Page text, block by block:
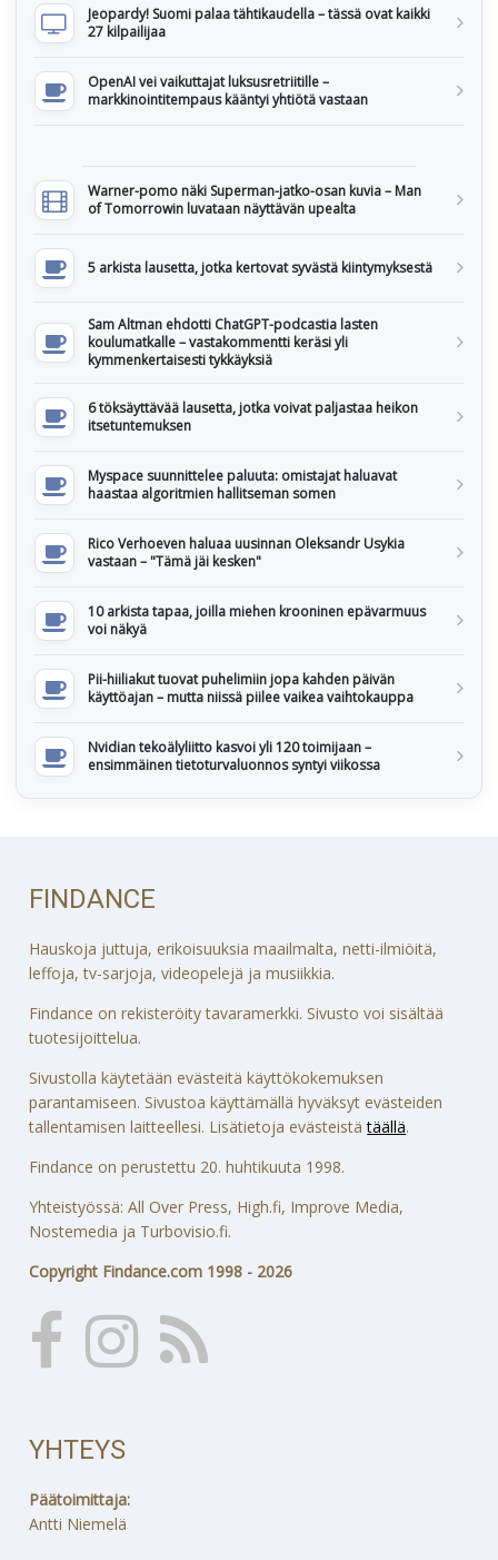
Jeopardy! Suomi palaa tähtikaudella – tässä ovat kaikki
27 kilpailijaa
OpenAI vei vaikuttajat luksusretriitille –
markkinointitempaus kääntyi yhtiötä vastaan
Warner-pomo näki Superman-jatko-osan kuvia – Man
of Tomorrowin luvataan näyttävän upealta
5 arkista lausetta, jotka kertovat syvästä kiintymyksestä
Sam Altman ehdotti ChatGPT-podcastia lasten
koulumatkalle – vastakommentti keräsi yli
kymmenkertaisesti tykkäyksiä
6 töksäyttävää lausetta, jotka voivat paljastaa heikon
itsetuntemuksen
Myspace suunnittelee paluuta: omistajat haluavat
haastaa algoritmien hallitseman somen
Rico Verhoeven haluaa uusinnan Oleksandr Usykia
vastaan – "Tämä jäi kesken"
10 arkista tapaa, joilla miehen krooninen epävarmuus
voi näkyä
Pii-hiiliakut tuovat puhelimiin jopa kahden päivän
käyttöajan – mutta niissä piilee vaikea vaihtokauppa
Nvidian tekoälyliitto kasvoi yli 120 toimijaan –
ensimmäinen tietoturvaluonnos syntyi viikossa
FINDANCE
Hauskoja juttuja, erikoisuuksia maailmalta, netti-ilmiöitä,
leffoja, tv-sarjoja, videopelejä ja musiikkia.
Findance on rekisteröity tavaramerkki. Sivusto voi sisältää
tuotesijoittelua.
Sivustolla käytetään evästeitä käyttökokemuksen
parantamiseen. Sivustoa käyttämällä hyväksyt evästeiden
tallentamisen laitteellesi. Lisätietoja evästeistätäällä.
Findance on perustettu 20. huhtikuuta 1998.
Yhteistyössä: All Over Press, High.fi, Improve Media,
Nostemedia ja Turbovisio.fi.
Copyright Findance.com 1998 - 2026
YHTEYS
Päätoimittaja:
Antti Niemelä